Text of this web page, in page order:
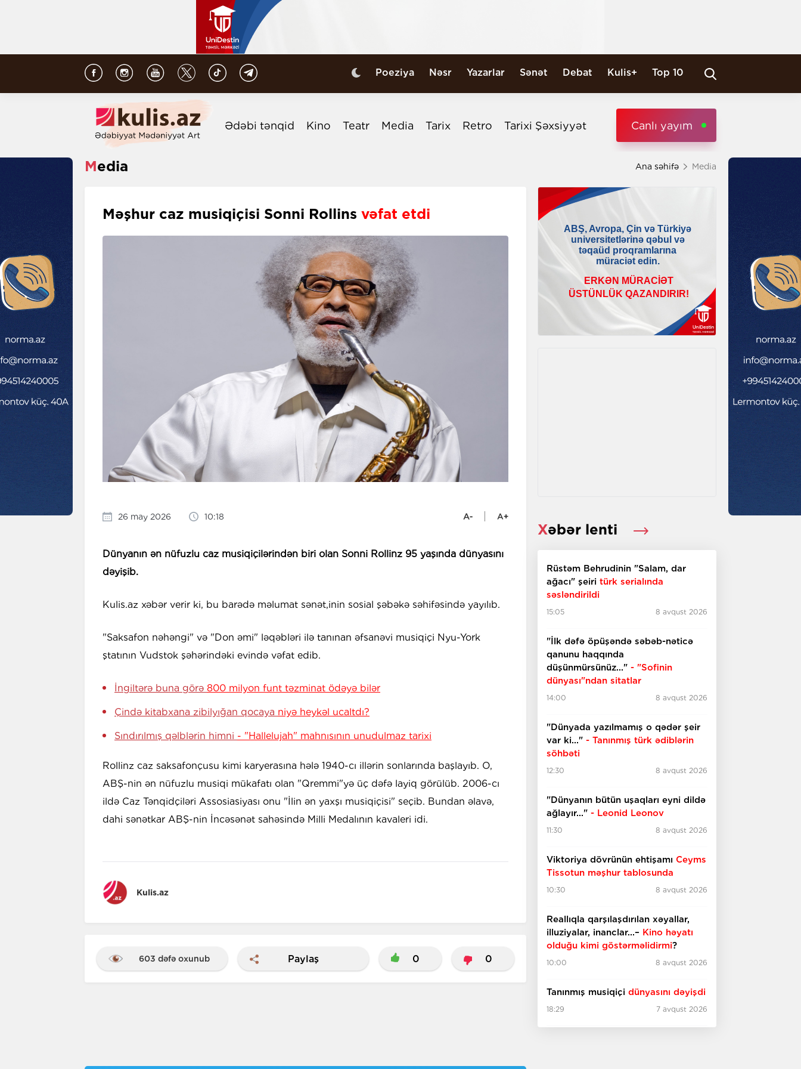
Poeziya Nəsr Yazarlar Sənət Debat Kulis+ Top 10
Ədəbi tənqid Kino Teatr Media Tarix Retro Tarixi Şəxsiyyət Canlı yayım
Media Ana səhifə Media
Məşhur caz musiqiçisi Sonni Rollins vəfat etdi
26 may 2026 10:18
Dünyanın ən nüfuzlu caz musiqiçilərindən biri olan Sonni Rollinz 95 yaşında dünyasını
dəyişib.
Kulis.az xəbər verir ki, bu barədə məlumat sənət,inin sosial şəbəkə səhifəsində yayılıb.
"Saksafon nəhəngi" və "Don əmi" ləqəbləri ilə tanınan əfsanəvi musiqiçi Nyu-York
ştatının Vudstok şəhərindəki evində vəfat edib.
İngiltərə buna görə 800 milyon funt təzminat ödəyə bilər
Çində kitabxana zibilyığan qocaya niyə heykəl ucaltdı?
Sındırılmış qəlblərin himni - "Hallelujah" mahnısının unudulmaz tarixi
Rollinz caz saksafonçusu kimi karyerasına hələ 1940-cı illərin sonlarında başlayıb. O,
ABŞ-nin ən nüfuzlu musiqi mükafatı olan "Qremmi"yə üç dəfə layiq görülüb. 2006-cı
ildə Caz Tənqidçiləri Assosiasiyası onu "İlin ən yaxşı musiqiçisi" seçib. Bundan əlavə,
dahi sənətkar ABŞ-nin İncəsənət sahəsində Milli Medalının kavaleri idi.
Kulis.az
603 dəfə oxunub Paylaş 0 0
Xəbər lenti
Rüstəm Behrudinin "Salam, dar
ağacı" şeiri türk serialında
səsləndirildi
15:05 8 avqust 2026
"İlk dəfə öpüşəndə səbəb-nəticə
qanunu haqqında
düşünmürsünüz..." - "Sofinin
dünyası"ndan sitatlar
14:00 8 avqust 2026
"Dünyada yazılmamış o qədər şeir
var ki..." - Tanınmış türk ədiblərin
söhbəti
12:30 8 avqust 2026
​​​​​​​"Dünyanın bütün uşaqları eyni dildə
ağlayır..." - Leonid Leonov
11:30 8 avqust 2026
Viktoriya dövrünün ehtişamı Ceyms
Tissotun məşhur tablosunda
10:30 8 avqust 2026
Reallıqla qarşılaşdırılan xəyallar,
illuziyalar, inanclar...– Kino həyatı
olduğu kimi göstərməlidirmi?
10:00 8 avqust 2026
Tanınmış musiqiçi dünyasını dəyişdi
18:29 7 avqust 2026